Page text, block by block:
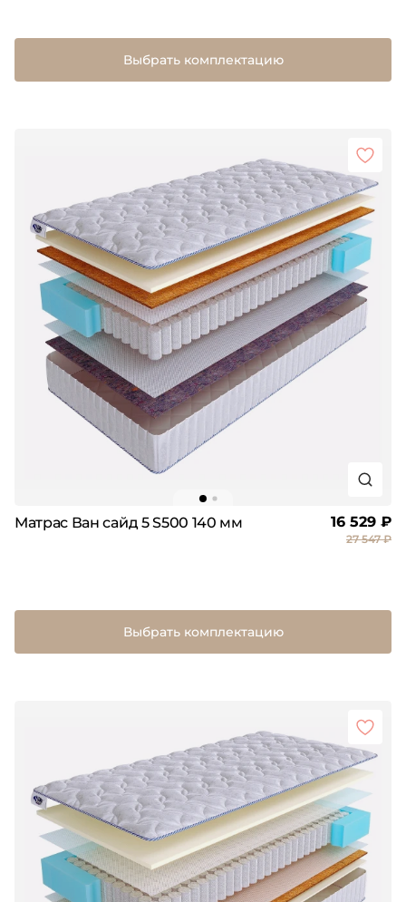
Выбрать комплектацию
Матрас Ван сайд 5 S500 140 мм 16 529 ₽
27 547 ₽
Выбрать комплектацию